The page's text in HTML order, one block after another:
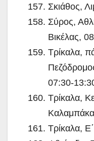
Σκιάθος,
Σύρος,
Βικέλας,
Τρίκαλα,
07:30-
Τρίκαλα,
Τρίκαλα,